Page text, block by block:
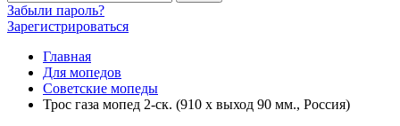
Забыли пароль?
Зарегистрироваться
Главная
Для мопедов
Советские мопеды
Трос газа мопед 2-ск. (910 x выход 90 мм., Россия)